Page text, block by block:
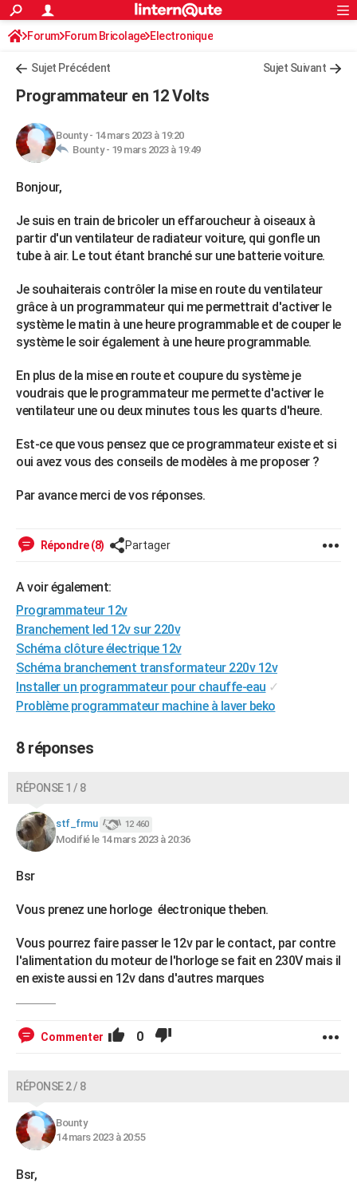
ACTUALITÉS
Politique
Société
Faits Divers
Education
Monde
Villes
+
Retraite
Impôts
Epargne
Immobilier
Risques naturels par ville
Banque
Assurance
Crédit
AUTO
HIGH-TECH
BRICOLAGE
Forum
Aménagement intérieur
Extérieur
Cuisine
Salle de bains
Jardinage
Rangement
WEEK-END
Art de vivre
Bien-être
Loisirs
Mode
Modes de vie
SANTE
Alimentation
Guide de la santé
Maladies
Médicaments
Sommeil
VOYAGE
Destinations
City break
Voyage nature
Voyage de noces
Forum
Climat
+PHOTO
GUIDES D'ACHAT
BONS PLANS
Carte de Noël
Carte Bonne année
Carte Saint-Valentin
Carte Pâques
Carte d'anniversaire
Dictionnaire
Biographies
Citations
Expressions
Proverbes
PROGRAMME TV
AVIS DE DÉCÈS
FORUM
Bricolage
Lifestyle
Culture
Sport
Auto
Television
Voyage
Cinema
S'inscrire
Connexion
Forum Forum Bricolage Electronique
Sujet Précédent Sujet Suivant
Programmateur en 12 Volts
Bounty- 14 mars 2023 à 19:20
Bounty - 19 mars 2023 à 19:49
Bonjour,
Je suis en train de bricoler un effaroucheur à oiseaux à
partir d'un ventilateur de radiateur voiture, qui gonfle un
tube à air. Le tout étant branché sur une batterie voiture.
Je souhaiterais contrôler la mise en route du ventilateur
grâce à un programmateur qui me permettrait d'activer le
système le matin à une heure programmable et de couper le
système le soir également à une heure programmable.
En plus de la mise en route et coupure du système je
voudrais que le programmateur me permette d'activer le
ventilateur une ou deux minutes tous les quarts d'heure.
Est-ce que vous pensez que ce programmateur existe et si
oui avez vous des conseils de modèles à me proposer ?
Par avance merci de vos réponses.
Répondre (8) Partager
A voir également:
Programmateur 12v
Branchement led 12v sur 220v
Schéma clôture électrique 12v
Schéma branchement transformateur 220v 12v
Installer un programmateur pour chauffe-eau ✓
Problème programmateur machine à laver beko
8 réponses
RÉPONSE 1 / 8
stf_frmu 12 460
Modifié le 14 mars 2023 à 20:36
Bsr
Vous prenez une horloge électronique theben.
Vous pourrez faire passer le 12v par le contact, par contre
l'alimentation du moteur de l'horloge se fait en 230V mais il
en existe aussi en 12v dans d'autres marques
Commenter 0
RÉPONSE 2 / 8
Bounty
14 mars 2023 à 20:55
Bsr,